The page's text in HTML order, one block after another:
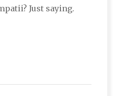
Just saying.